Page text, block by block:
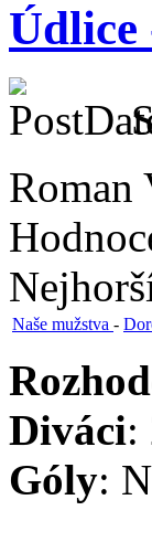
Údlice
Roman
Naše mužstva -
Diváci:
Góly: